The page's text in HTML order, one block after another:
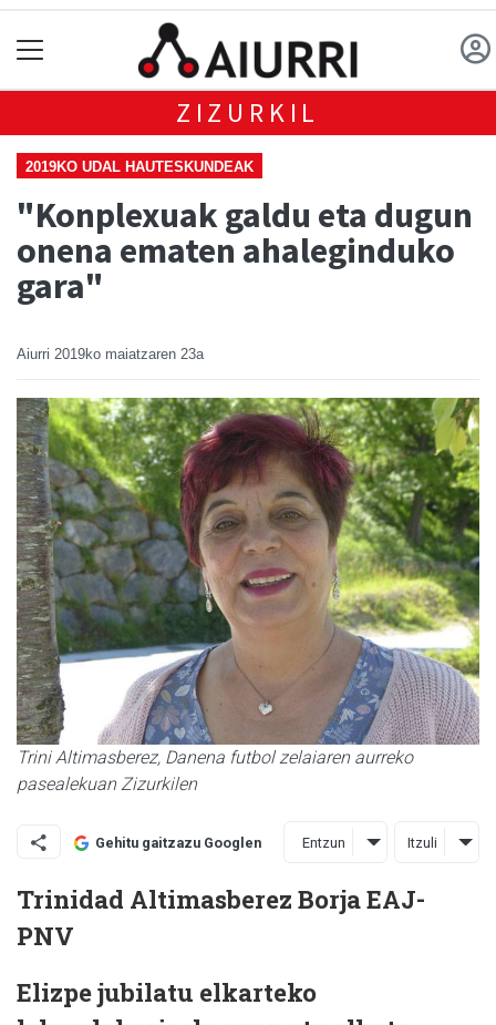
ZIZURKIL
2019KO UDAL HAUTESKUNDEAK
"Konplexuak galdu eta dugun
onena ematen ahaleginduko
gara"
Aiurri 2019ko maiatzaren 23a
Trini Altimasberez, Danena futbol zelaiaren aurreko
pasealekuan Zizurkilen
Gehitu gaitzazu Googlen Entzun Itzuli
Trinidad Altimasberez BorjaEAJ-
PNV
Elizpe jubilatu elkarteko